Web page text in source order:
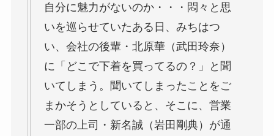
自分に魅力がないのか・・・悶々と思
いを巡らせていたある日、みちはつ
い、会社の後輩・北原華（武田玲奈）
に「どこで下着を買ってるの？」と聞
いてしまう。聞いてしまったことをご
まかそうとしていると、そこに、営業
一部の上司・新名誠（岩田剛典）が通